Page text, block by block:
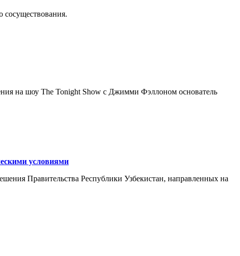
сосуществования.
на шоу The Tonight Show с Джимми Фэллоном основатель
условиями
Правительства Республики Узбекистан, направленных на